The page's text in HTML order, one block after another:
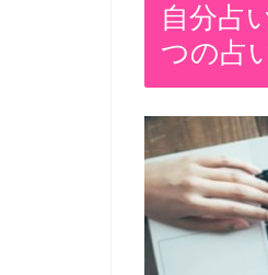
自分占
つの占